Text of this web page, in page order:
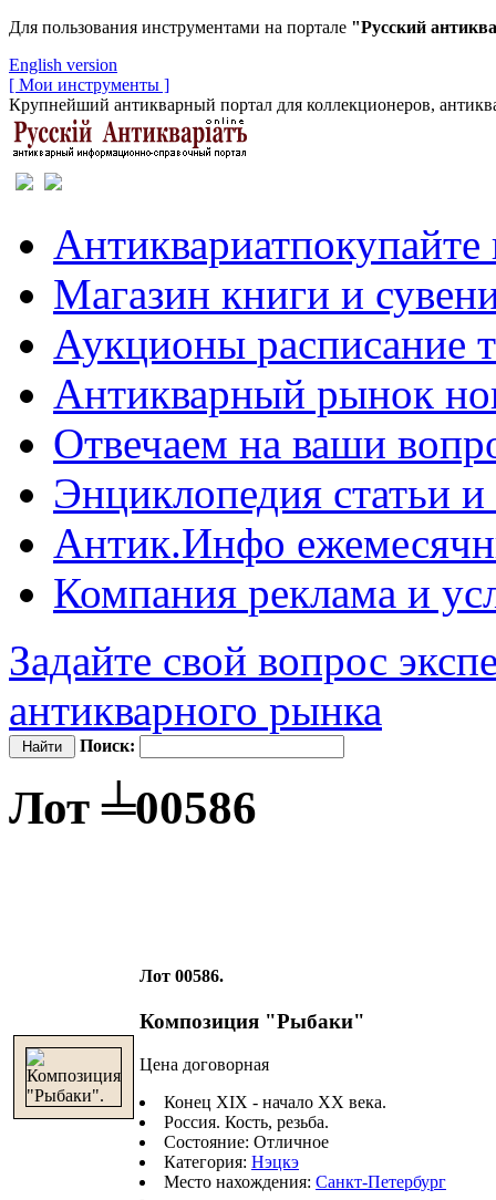
Для пользования инструментами на портале "Русский
English version
[ Мои инструменты ]
Крупнейший антикварный портал для коллекционеров,
Антиквариатпокупайте
Магазин книги и
Аукционы расписание
Антикварный рынок
Отвечаем на ваши
Энциклопедия статьи
Антик.Инфо
Компания реклама и
Задайте свой вопрос
антикварного рынка
Поиск:
Лот ╧00586
Лот 00586.
Композиция "Рыбаки"
Цена договорная
Конец XIX - начало XX века.
Россия. Кость, резьба.
Состояние: Отличное
Категория: Нэцкэ
Место нахождения: Санкт-Петербург